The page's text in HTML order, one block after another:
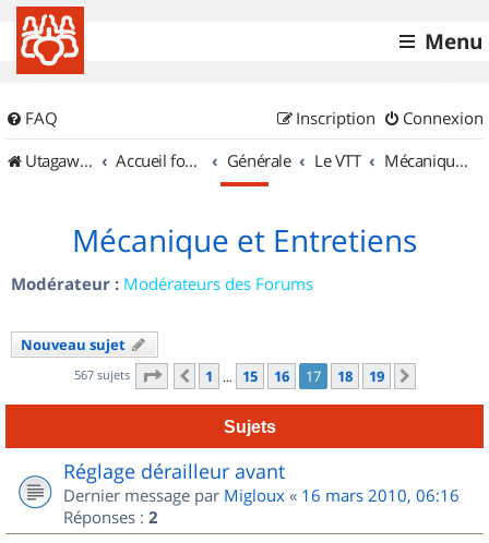
Menu
FAQ Connexion
Inscription
UtagawaVTT (Randos VTT et VTTAE avec traces GPS)
Accueil forum Générale Le VTT Mécanique et Entretiens
Mécanique et Entretiens
Modérateur : Modérateurs des Forums
Nouveau sujet
567 sujets Page 17 sur19
Précédent
1 … 15 16 17 18 19
Sujets
Réglage dérailleur avant
Dernier message par Migloux « 16 mars 2010, 06:16
Réponses : 2